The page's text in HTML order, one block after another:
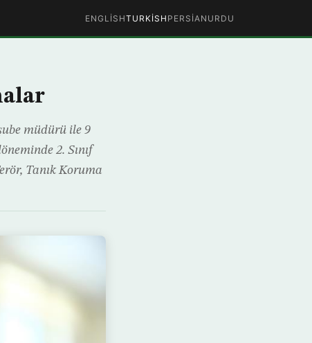
ENGLISHTURKISH PERSIAN URDU
müdürü ile 9
2. Sınıf
Tanık Koruma